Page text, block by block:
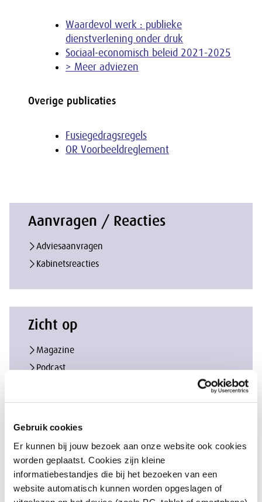
Gebruik cookies
Er kunnen bij jouw bezoek aan onze website ook cookies
worden geplaatst. Cookies zijn kleine
informatiebestandjes die bij het bezoeken van een
website automatisch kunnen worden opgeslagen of
Waardevol werk : publieke
dienstverlening onder druk
Sociaal-economisch beleid 2021-2025
> Meer adviezen
Overige publicaties
Fusiegedragsregels
OR Voorbeeldreglement
Aanvragen / Reacties
Adviesaanvragen
Kabinetsreacties
Zicht op
Magazine
Podcast